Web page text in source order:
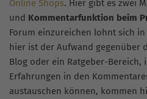
Online Shops. Hier gibt es zwei
und Kommentarfunktion beim
Forum einzureichen lohnt sich
hier ist der Aufwand gegenüber
Blog oder ein Ratgeber-Bereich,
Erfahrungen in den
austauschen können, kommen